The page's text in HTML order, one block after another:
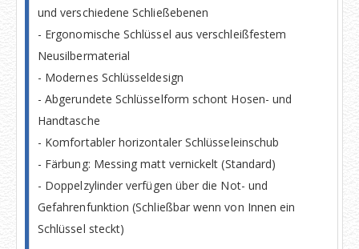
und verschiedene Schließebenen
- Ergonomische Schlüssel aus verschleißfestem
Neusilbermaterial
- Modernes Schlüsseldesign
- Abgerundete Schlüsselform schont Hosen- und
Handtasche
- Komfortabler horizontaler Schlüsseleinschub
- Färbung: Messing matt vernickelt (Standard)
- Doppelzylinder verfügen über die Not- und
Gefahrenfunktion (Schließbar wenn von Innen ein
Schlüssel steckt)